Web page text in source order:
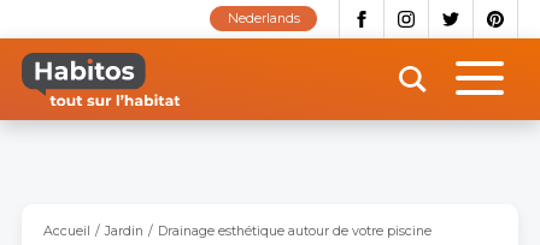
contenu
principal
Nederlands
Accueil Jardin Drainage esthétique autour de votre piscine